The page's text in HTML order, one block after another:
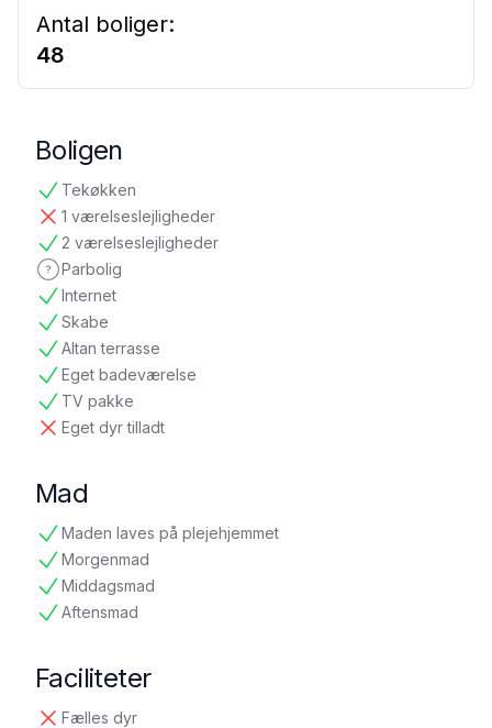
Antal boliger:
48
Boligen
Tekøkken
tilgængelig
1 værelseslejligheder
ikke tilgængelig
2 værelseslejligheder
tilgængelig
Parbolig
ikke oplyst
Internet
tilgængelig
Skabe
tilgængelig
Altan terrasse
tilgængelig
Eget badeværelse
tilgængelig
TV pakke
tilgængelig
Eget dyr tilladt
ikke tilgængelig
Mad
Maden laves på plejehjemmet
tilgængelig
Morgenmad
tilgængelig
Middagsmad
tilgængelig
Aftensmad
tilgængelig
Faciliteter
Fælles dyr